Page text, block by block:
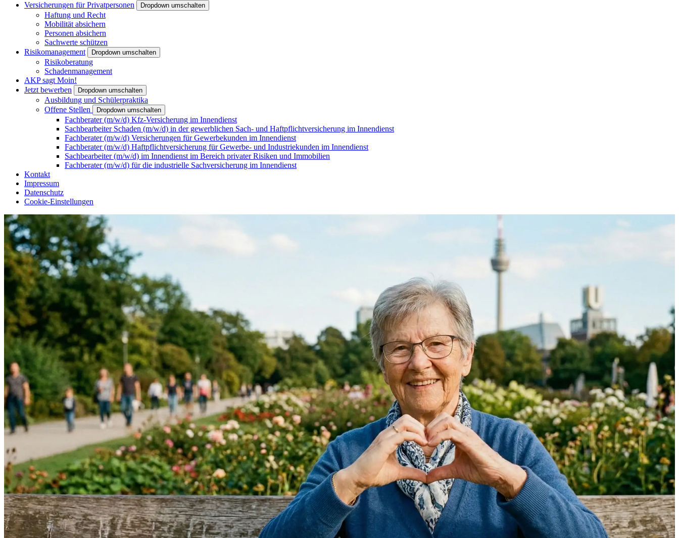
Versicherungen für Privatpersonen
Dropdown umschalten
Haftung und Recht
Mobilität absichern
Personen absichern
Sachwerte schützen
Risikomanagement
Dropdown umschalten
Risikoberatung
Schadenmanagement
AKP sagt Moin!
Jetzt bewerben
Dropdown umschalten
Ausbildung und Schülerpraktika
Offene Stellen
Dropdown umschalten
Fachberater (m/w/d) Kfz-Versicherung im Innendienst
Sachbearbeiter Schaden (m/w/d) in der gewerblichen Sach- und Haftpflichtversicherung im Innendienst
Fachberater (m/w/d) Versicherungen für Gewerbekunden im Innendienst
Fachberater (m/w/d) Haftpflichtversicherung für Gewerbe- und Industriekunden im Innendienst
Sachbearbeiter (m/w/d) im Innendienst im Bereich privater Risiken und Immobilien
Fachberater (m/w/d) für die industrielle Sachversicherung im Innendienst
Kontakt
Impressum
Datenschutz
Cookie-Einstellungen